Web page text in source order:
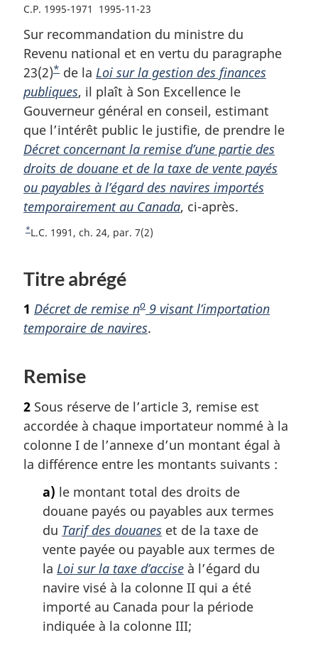
C.P. 1995-1971 1995-11-23
Sur recommandation du ministre du
Revenu national et en vertu du paragraphe
23(2)N
o
t
e
d
e
b
a
s
p
a
g
* de la Loi sur la gestion des finances
publiques, il plaît à Son Excellence le
Gouverneur général en conseil, estimant
que l’intérêt public le justifie, de prendre le
Décret concernant la remise d’une partie des
droits de douane et de la taxe de vente payés
ou payables à l’égard des navires importés
temporairement au Canada, ci-après.
R
o
r
à
r
f
r
e
n
*L.C. 1991, ch. 24, par. 7(2)
Titre abrégé
1 Décret de remise no 9 visant l’importation
temporaire de navires.
Remise
2 Sous réserve de l’article 3, remise est
accordée à chaque importateur nommé à la
colonne I de l’annexe d’un montant égal à
la différence entre les montants suivants :
a) le montant total des droits de
douane payés ou payables aux termes
du Tarif des douanes et de la taxe de
vente payée ou payable aux termes de
la Loi sur la taxe d’accise à l’égard du
navire visé à la colonne II qui a été
importé au Canada pour la période
indiquée à la colonne III;